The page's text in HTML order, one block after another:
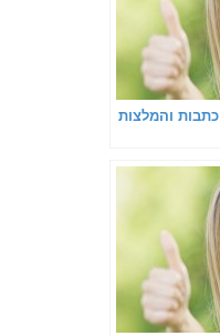
כתבות והמלצות